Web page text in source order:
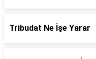
Tribudat Ne İşe Yarar